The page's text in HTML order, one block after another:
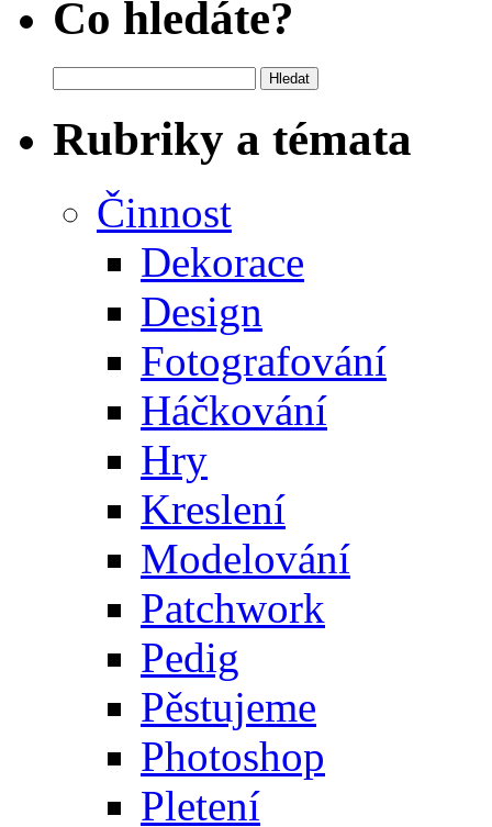
Co hledáte?
Rubriky a témata
Činnost
Dekorace
Design
Fotografování
Háčkování
Hry
Kreslení
Modelování
Patchwork
Pedig
Pěstujeme
Photoshop
Pletení